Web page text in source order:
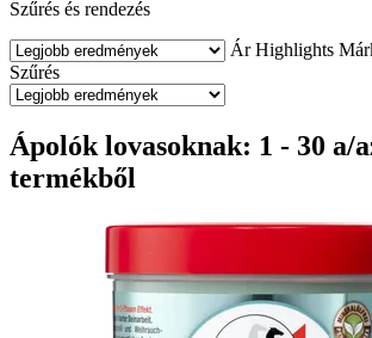
Szűrés és rendezés
Ár Highlights
Szűrés
Ápolók lovasoknak: 1 - 30 a/
termékből